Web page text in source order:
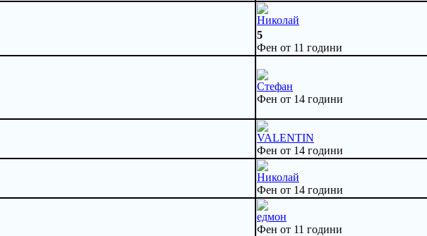
Николай
5
Фен от 11 години
Стефан
Фен от 14 години
VALENTIN
Фен от 14 години
Николай
Фен от 14 години
едмон
Фен от 11 години